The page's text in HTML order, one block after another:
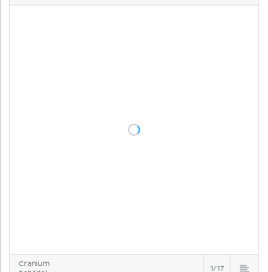
Cranium
1/17